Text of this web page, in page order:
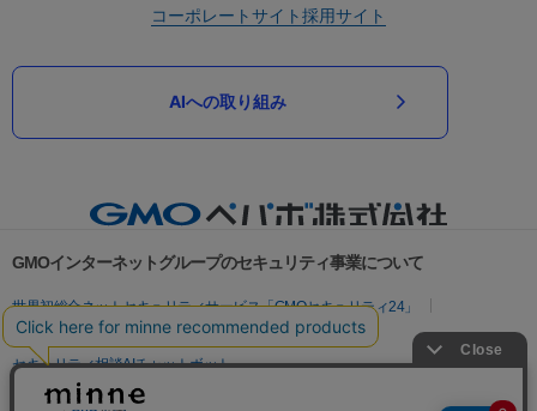
コーポレートサイト採用サイト
AIへの取り組み
GMOインターネットグループのセキュリティ事業について
世界初総合ネットセキュリティサービス「GMOセキュリティ24」
パスワード漏洩診断
Webサイトリスク診断
セキュリティ相談AIチャットボット
実在証明・盗聴対策